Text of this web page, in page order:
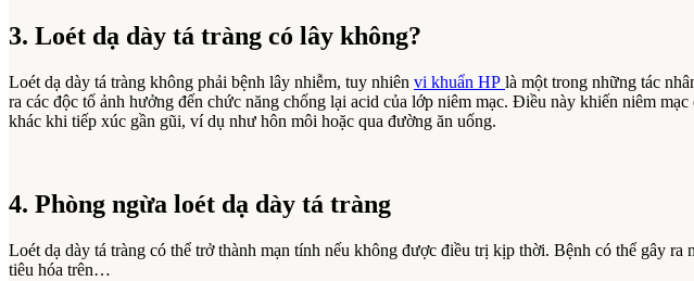
3. Loét dạ dày tá tràng có lây không?
Loét dạ dày tá tràng không phải bệnh lây nhiễm, tuy nhiên vi khuẩn HP là một trong những tác
ra các độc tố ảnh hưởng đến chức năng chống lại acid của lớp niêm mạc. Điều này khiến niêm
khác khi tiếp xúc gần gũi, ví dụ như hôn môi hoặc qua đường ăn uống.
4. Phòng ngừa loét dạ dày tá tràng
Loét dạ dày tá tràng có thể trở thành mạn tính nếu không được điều trị kịp thời. Bệnh có thể gây
tiêu hóa trên…